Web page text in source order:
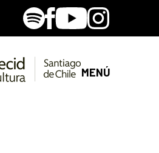
SpotifyFacebook
YoutubeInstagram
MENÚ